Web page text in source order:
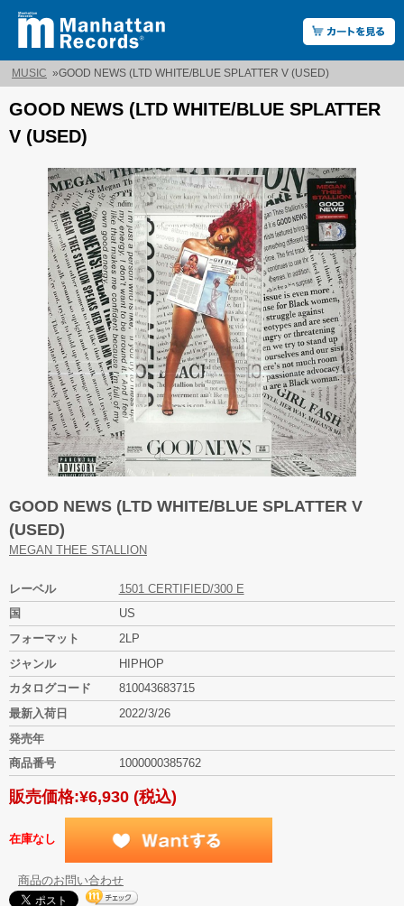
MUSIC »GOOD NEWS (LTD WHITE/BLUE SPLATTER V (USED)
GOOD NEWS (LTD WHITE/BLUE SPLATTER
V (USED)
GOOD NEWS (LTD WHITE/BLUE SPLATTER V
(USED)
MEGAN THEE STALLION
レーベル
1501 CERTIFIED/300 E
国
US
フォーマット
2LP
ジャンル
HIPHOP
カタログコード
810043683715
最新入荷日
2022/3/26
発売年
商品番号
1000000385762
販売価格:¥6,930 (税込)
在庫なし
商品のお問い合わせ